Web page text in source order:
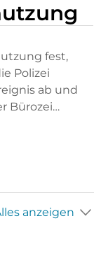
fest,
Polizei
ab und
Bürozei…
anzeigen